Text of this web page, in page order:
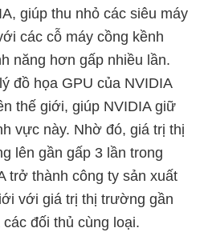
giúp thu nhỏ các siêu máy
các cỗ máy cồng kềnh
năng hơn gấp nhiều lần.
đồ họa GPU của NVIDIA
thế giới, giúp NVIDIA giữ
vực này. Nhờ đó, giá trị thị
lên gần gấp 3 lần trong
trở thành công ty sản xuất
với giá trị thị trường gần
đối thủ cùng loại.